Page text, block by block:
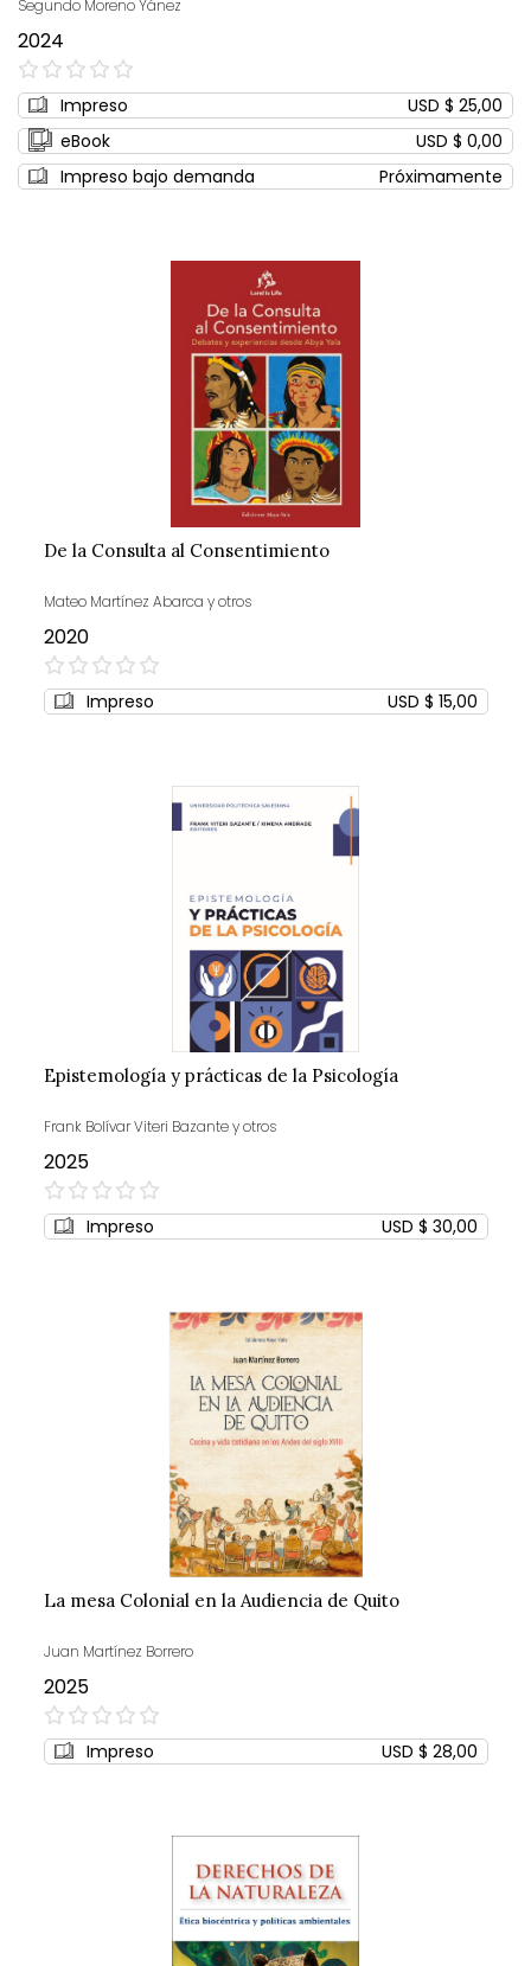
Segundo Moreno Yánez
2024
0%
Impreso
USD $ 25,00
eBook
USD $ 0,00
Impreso bajo demanda
Próximamente
De la Consulta al Consentimiento
Mateo Martínez Abarca y otros
2020
0%
Impreso USD $ 15,00
Epistemología y prácticas de la Psicología
Frank Bolívar Viteri Bazante y otros
2025
0%
Impreso USD $ 30,00
La mesa Colonial en la Audiencia de Quito
Juan Martínez Borrero
2025
0%
Impreso USD $ 28,00